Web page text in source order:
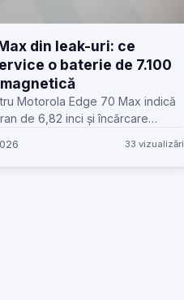
din leak-uri: ce
o baterie de 7.100
Motorola Edge 70 Max indică
de 6,82 inci și încărcare
33 vizualizări